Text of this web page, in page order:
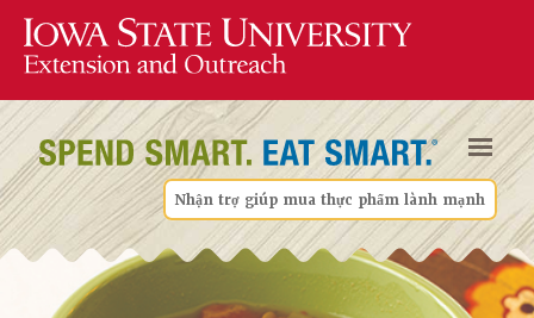
Nhận trợ giúp mua thực phẩm lành mạnh